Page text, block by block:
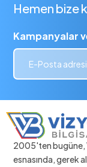
Hemen bize
Kampanyalar
2005'ten bugüne,
esnasında, gerek